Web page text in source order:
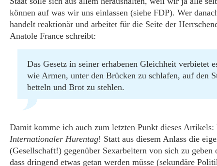
können auf was wir uns einlassen (siehe FDP). Wer
handelt reaktionär und arbeitet für die Seite der
Anatole France schreibt:
Das Gesetz in seiner erhabenen Gleichheit verbietet
wie Armen, unter den Brücken zu schlafen, auf den
betteln und Brot zu stehlen.
Damit komme ich auch zum letzten Punkt dieses Artikels:
Internationaler Hurentag! Statt aus diesem Anlass die
(Gesellschaft!) gegenüber Sexarbeitern von sich zu geben
dass dringend etwas getan werden müsse (sekundäre